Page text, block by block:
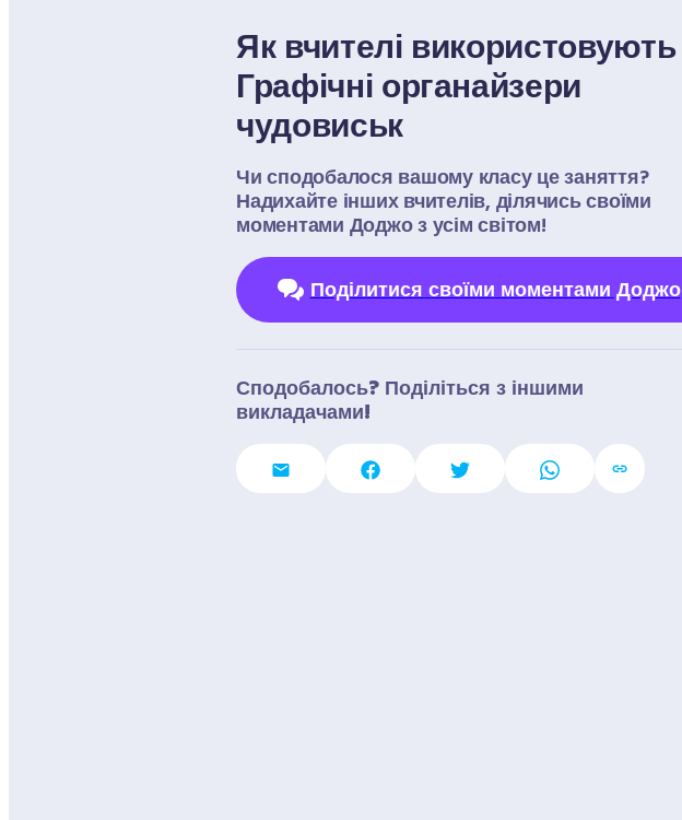
Як вчителі використовують
Графічні органайзери
чудовиськ
Чи сподобалося вашому класу це заняття?
Надихайте інших вчителів, ділячись своїми
моментами Доджо з усім світом!
Поділитися своїми моментами Доджо
Сподобалось? Поділіться з іншими
викладачами!